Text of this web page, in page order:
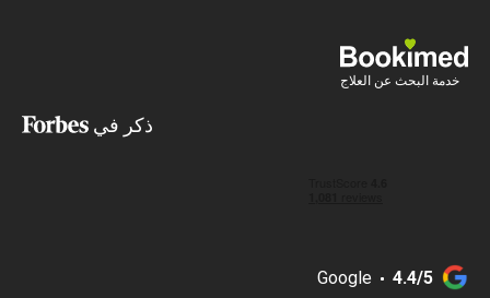
خدمة البحث عن العلاج
ذكر في
4.4/5
Google